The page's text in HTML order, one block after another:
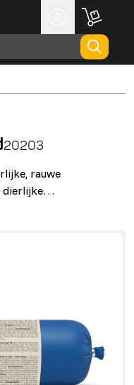
20203
rauwe
dierlijke…